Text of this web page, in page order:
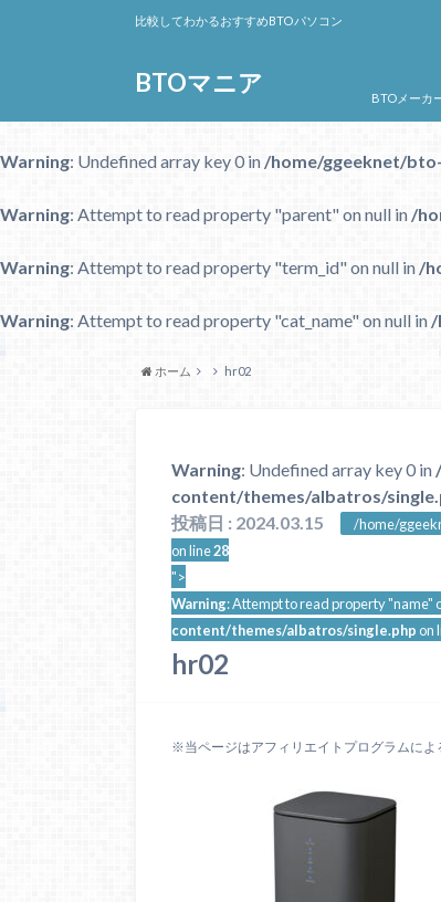
BTOマニア
比較してわかるおすすめBTOパソコン
BTOメーカ
Warning: Undefined array key 0 in/home/ggeeknet/
Warning: Attempt to read property "parent" on null in /
Warning: Attempt to read property "term_id" on null in /
Warning: Attempt to read property "cat_name" on null in /
ホーム hr02
Warning: Undefined array key 0 in
content/themes/albatros/
投稿日 : 2024.03.15
/home/
on line28
">
Warning: Attempt to read property "name"
content/themes/albatros/single.phpon
hr02
※当ページはアフィリエイトプログラムによ